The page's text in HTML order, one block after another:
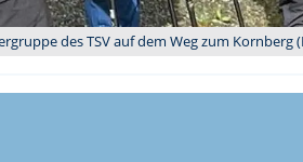
des TSV auf dem Weg zum Kornberg